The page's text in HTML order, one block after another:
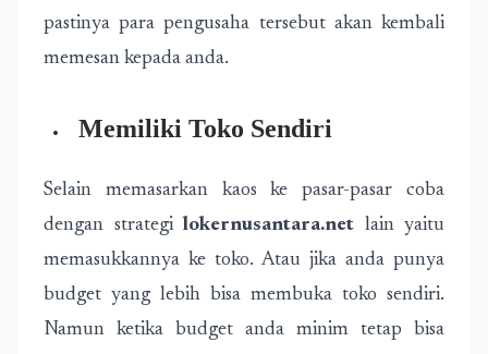
pastinya para pengusaha tersebut akan kembali
memesan kepada anda.
Memiliki Toko Sendiri
Selain memasarkan kaos ke pasar-pasar coba
dengan strategi lokernusantara.net lain yaitu
memasukkannya ke toko. Atau jika anda punya
budget yang lebih bisa membuka toko sendiri.
Namun ketika budget anda minim tetap bisa